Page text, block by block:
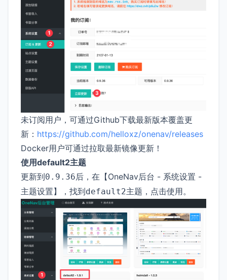
未订阅用户，可通过Github下载最新版本覆盖更
新： https://github.com/helloxz/onenav/releases
Docker用户可通过拉取最新镜像更新！
使用default2主题
更新到0.9.36后，在【OneNav后台 - 系统设置 -
主题设置】，找到default2主题，点击使用。